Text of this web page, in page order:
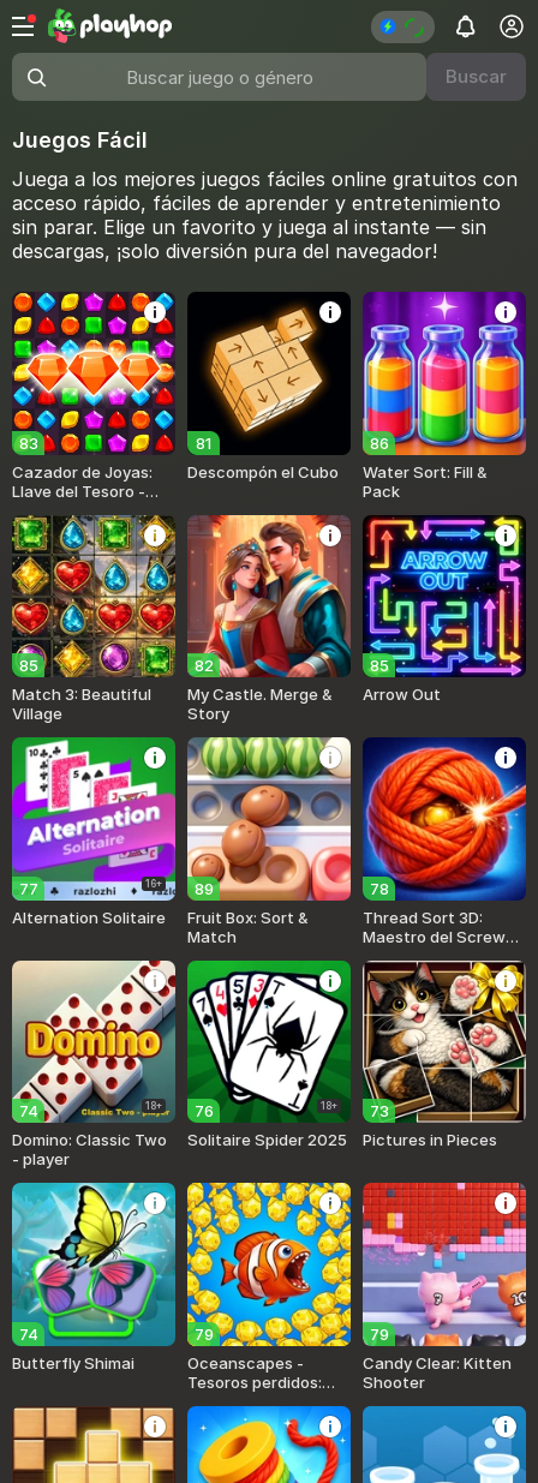
Buscar juego o género Buscar
Juegos Fácil
Juega a los mejores juegos fáciles online gratuitos con
acceso rápido, fáciles de aprender y entretenimiento
sin parar. Elige un favorito y juega al instante — sin
descargas, ¡solo diversión pura del navegador!
83
Cazador de Joyas:
Llave del Tesoro -
81
Descompón el Cubo
86
Water Sort: Fill &
Pack
85
Match 3: Beautiful
Village
82
My Castle. Merge &
Story
85
Arrow Out
77 16+
Alternation Solitaire
89
Fruit Box: Sort &
Match
78
Thread Sort 3D:
Maestro del Screw
74 18+
Domino: Classic Two
- player
76 18+
Solitaire Spider 2025
73
Pictures in Pieces
74
Butterfly Shimai
79
Oceanscapes -
Tesoros perdidos:
79
Candy Clear: Kitten
Shooter